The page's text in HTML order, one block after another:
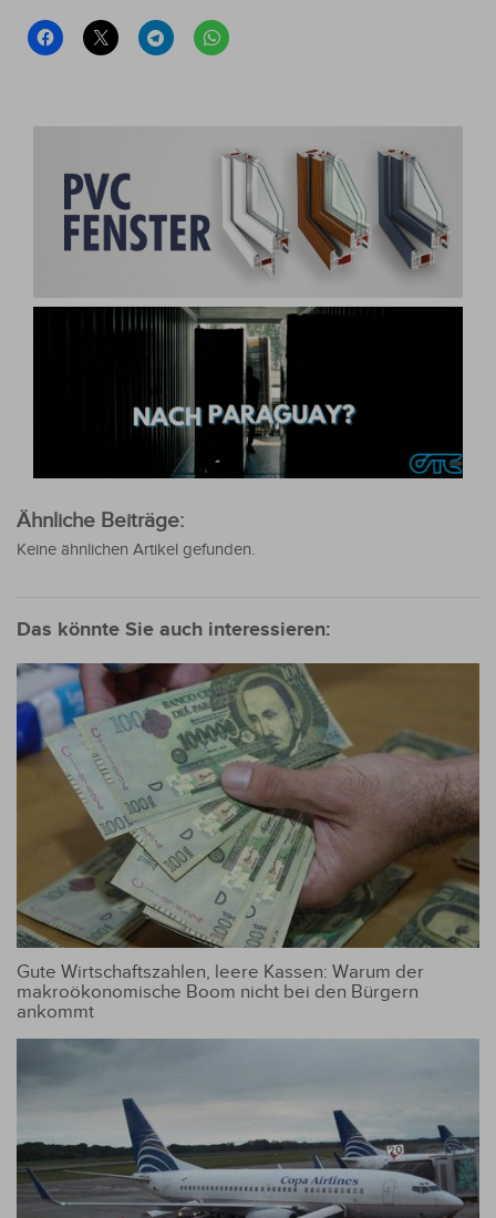
Ähnliche Beiträge:
Keine ähnlichen Artikel gefunden.
Das könnte Sie auch interessieren:
Gute Wirtschaftszahlen, leere Kassen: Warum der
makroökonomische Boom nicht bei den Bürgern
ankommt